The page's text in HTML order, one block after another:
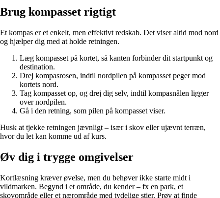
Brug kompasset rigtigt
Et kompas er et enkelt, men effektivt redskab. Det viser altid mod nord
og hjælper dig med at holde retningen.
Læg kompasset på kortet, så kanten forbinder dit startpunkt og
destination.
Drej kompasrosen, indtil nordpilen på kompasset peger mod
kortets nord.
Tag kompasset op, og drej dig selv, indtil kompasnålen ligger
over nordpilen.
Gå i den retning, som pilen på kompasset viser.
Husk at tjekke retningen jævnligt – især i skov eller ujævnt terræn,
hvor du let kan komme ud af kurs.
Øv dig i trygge omgivelser
Kortlæsning kræver øvelse, men du behøver ikke starte midt i
vildmarken. Begynd i et område, du kender – fx en park, et
skovområde eller et nærområde med tydelige stier. Prøv at finde